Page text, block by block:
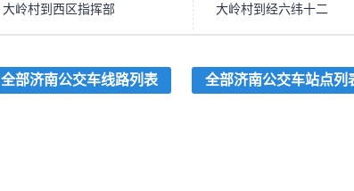
大岭村到西区指挥部 大岭村到经六纬十二
全部济南公交车线路列表 全部济南公交车站点列